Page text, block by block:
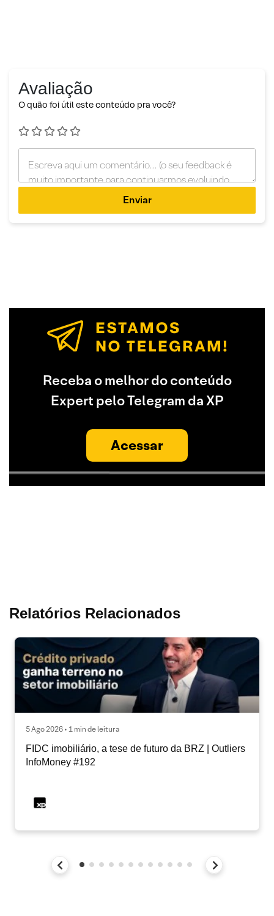
Avaliação
O quão foi útil este conteúdo pra você?
Enviar
Receba o melhor do conteúdo
Expert pelo Telegram da XP
Acessar
Relatórios Relacionados
5 Ago 2026 • 1 min de leitura
FIDC imobiliário, a tese de futuro da BRZ | Outliers
InfoMoney #192